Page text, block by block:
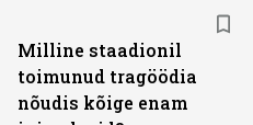
Milline staadionil
toimunud tragöödia
nõudis kõige enam